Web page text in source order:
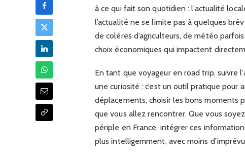
à ce qui fait son quotidien : l’actualité
l’actualité ne se limite pas à quelques
de colères d’agriculteurs, de météo
choix économiques qui impactent
En tant que voyageur en road trip, suivre
une curiosité : c’est un outil pratique
déplacements, choisir les bons moments
que vous allez rencontrer. Que vous
périple en France, intégrer ces
plus intelligemment, avec moins